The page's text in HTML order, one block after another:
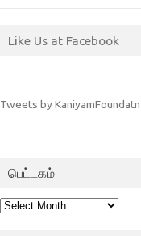
Like Us at Facebook
Tweets by KaniyamFoundatn
பெட்டகம்
பெட்டகம்